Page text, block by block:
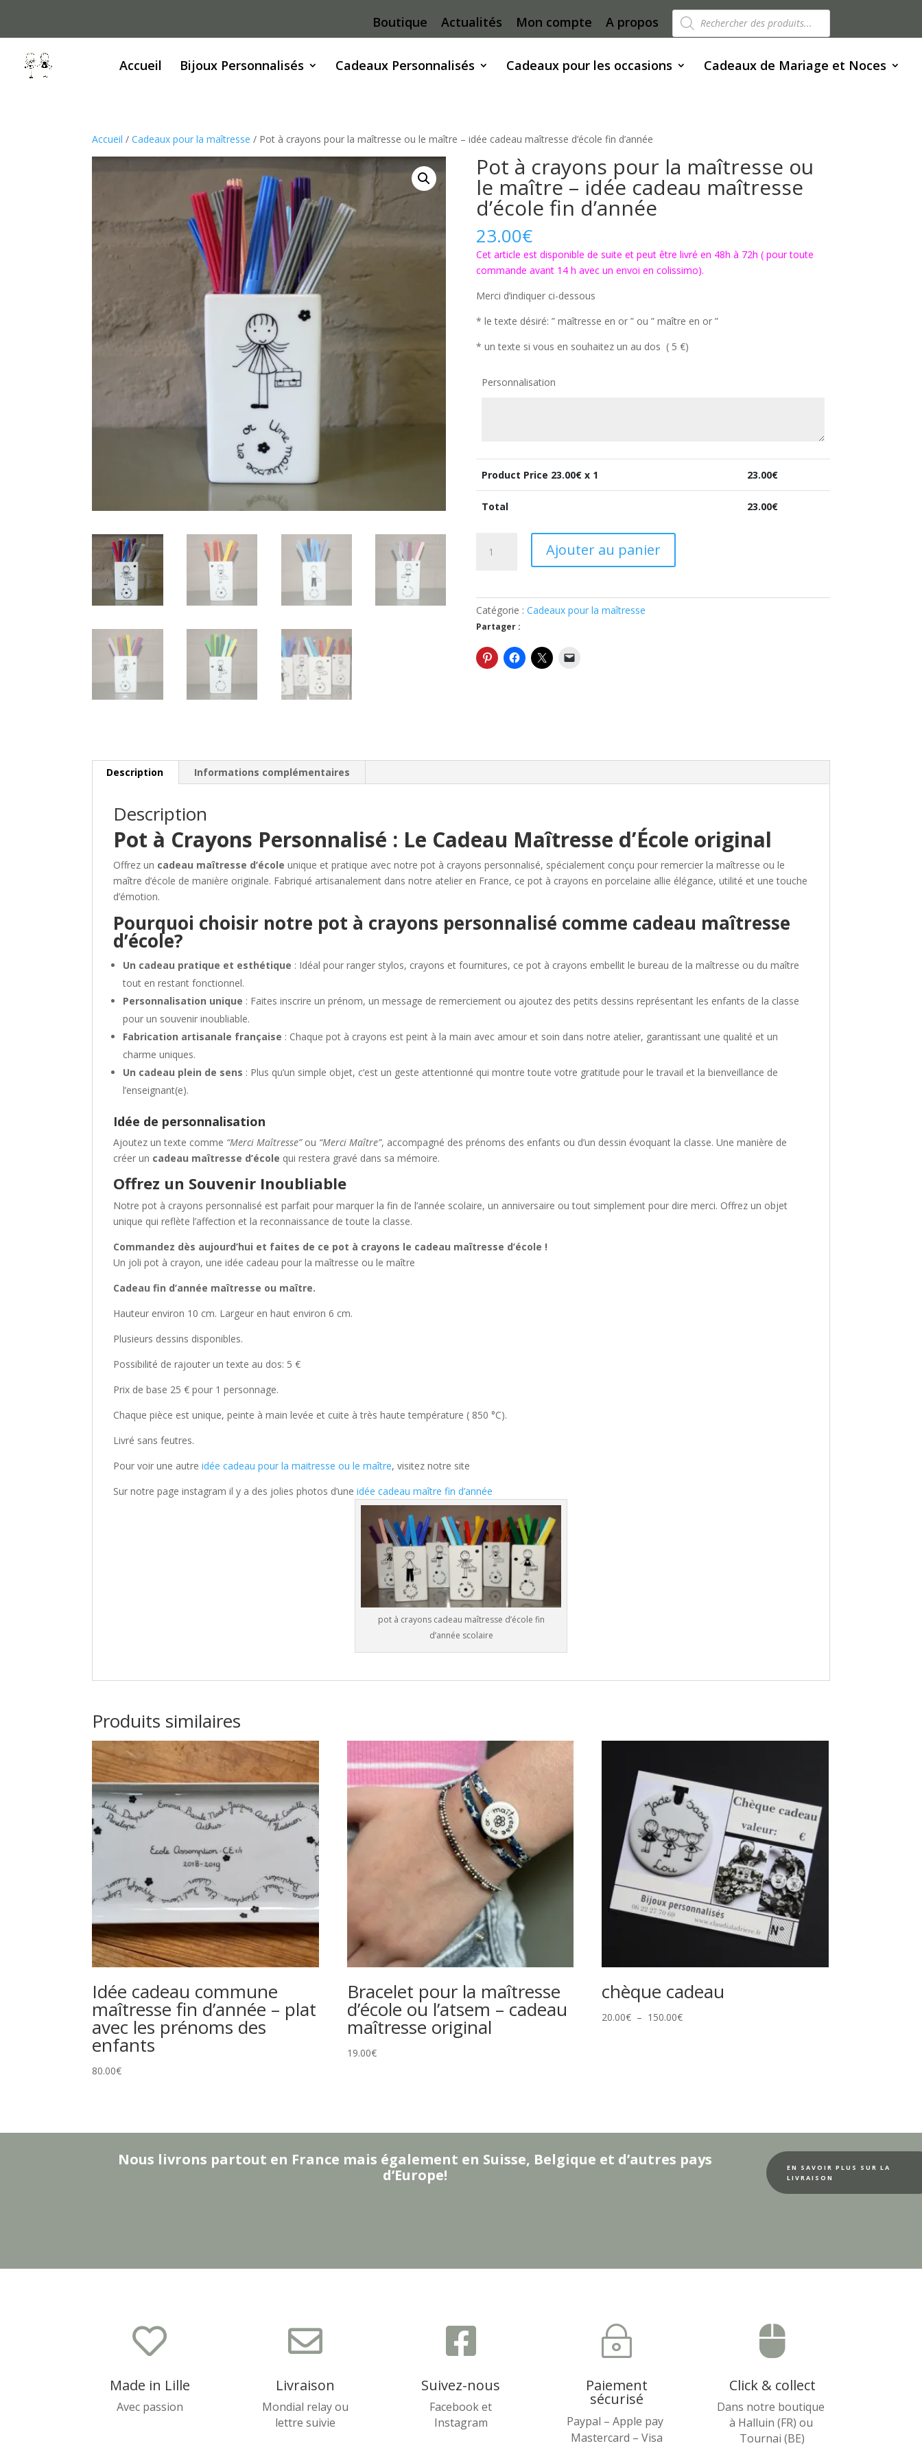
Boutique Actualités Mon compte A propos Recherche
de
produits
Accueil
Bijoux Personnalisés Cadeaux Personnalisés Cadeaux pour les occasions Cadeaux de Mariage et Noces
Accueil /Cadeaux pour la maîtresse / Pot à crayons pour la maîtresse ou le maître – idée cadeau maîtresse d’école fin d’année
Pot à crayons pour la maîtresse ou
le maître – idée cadeau maîtresse
d’école fin d’année
23.00€
Cet article est disponible de suite et peut être livré en 48h à 72h ( pour toute
commande avant 14 h avec un envoi en colissimo).
Merci d’indiquer ci-dessous
* le texte désiré: ” maîtresse en or ” ou ” maître en or ”
* un texte si vous en souhaitez un au dos ( 5 €)
Personnalisation
Product Price 23.00€ x 1 23.00€
Total 23.00€
crayons
maîtresse
ou
maîtresse
Ajouter au panier
Catégorie : Cadeaux pour la maîtresse
Partager :
Description Informations complémentaires
Description
Pot à Crayons Personnalisé : Le Cadeau Maîtresse d’École original
Offrez un cadeau maîtresse d’école unique et pratique avec notre pot à crayons personnalisé, spécialement conçu pour remercier la maîtresse ou le
maître d’école de manière originale. Fabriqué artisanalement dans notre atelier en France, ce pot à crayons en porcelaine allie élégance, utilité et une touche
d’émotion.
Pourquoi choisir notre pot à crayons personnalisé comme cadeau maîtresse
d’école?
Un cadeau pratique et esthétique : Idéal pour ranger stylos, crayons et fournitures, ce pot à crayons embellit le bureau de la maîtresse ou du maître
tout en restant fonctionnel.
Personnalisation unique : Faites inscrire un prénom, un message de remerciement ou ajoutez des petits dessins représentant les enfants de la classe
pour un souvenir inoubliable.
Fabrication artisanale française : Chaque pot à crayons est peint à la main avec amour et soin dans notre atelier, garantissant une qualité et un
charme uniques.
Un cadeau plein de sens : Plus qu’un simple objet, c’est un geste attentionné qui montre toute votre gratitude pour le travail et la bienveillance de
l’enseignant(e).
Idée de personnalisation
Ajoutez un texte comme “Merci Maîtresse”ou “Merci Maître”, accompagné des prénoms des enfants ou d’un dessin évoquant la classe. Une manière de
créer un cadeau maîtresse d’école qui restera gravé dans sa mémoire.
Offrez un Souvenir Inoubliable
Notre pot à crayons personnalisé est parfait pour marquer la fin de l’année scolaire, un anniversaire ou tout simplement pour dire merci. Offrez un objet
unique qui reflète l’affection et la reconnaissance de toute la classe.
Commandez dès aujourd’hui et faites de ce pot à crayons le cadeau maîtresse d’école !
Un joli pot à crayon, une idée cadeau pour la maîtresse ou le maître
Cadeau fin d’année maîtresse ou maître.
Hauteur environ 10 cm. Largeur en haut environ 6 cm.
Plusieurs dessins disponibles.
Possibilité de rajouter un texte au dos: 5 €
Prix de base 25 € pour 1 personnage.
Chaque pièce est unique, peinte à main levée et cuite à très haute température ( 850 °C).
Livré sans feutres.
Pour voir une autreidée cadeau pour la maitresse ou le maître, visitez notre site
Sur notre page instagram il y a des jolies photos d’uneidée cadeau maître fin d’année
pot à crayons cadeau maîtresse d’école fin
d’année scolaire
Produits similaires
Idée cadeau commune
maîtresse fin d’année – plat
avec les prénoms des
enfants
80.00€
Bracelet pour la maîtresse
d’école ou l’atsem – cadeau
maîtresse original
19.00€
chèque cadeau
20.00€ – 150.00€Plage
Nous livrons partout en France mais également en Suisse, Belgique et d’autres pays
d’Europe!
EN SAVOIR PLUS SUR LA
LIVRAISON

Made in Lille
Avec passion

Livraison
Mondial relay ou
lettre suivie

Suivez-nous
Facebook et
Instagram
~
Paiement
sécurisé
Paypal – Apple pay
Mastercard – Visa

Click & collect
Dans notre boutique
à Halluin (FR) ou
Tournai (BE)